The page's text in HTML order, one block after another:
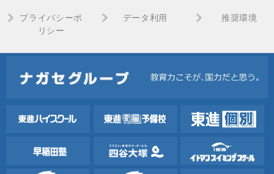
プライバシーポ
リシー
データ利用 推奨環境